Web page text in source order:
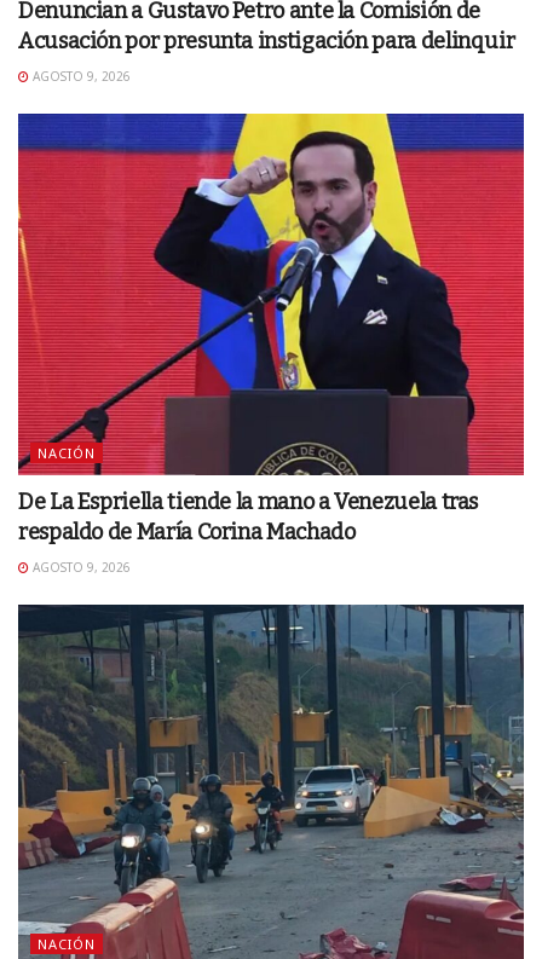
Denuncian a Gustavo Petro ante la Comisión de
Acusación por presunta instigación para delinquir
AGOSTO 9, 2026
NACIÓN
De La Espriella tiende la mano a Venezuela tras
respaldo de María Corina Machado
AGOSTO 9, 2026
NACIÓN